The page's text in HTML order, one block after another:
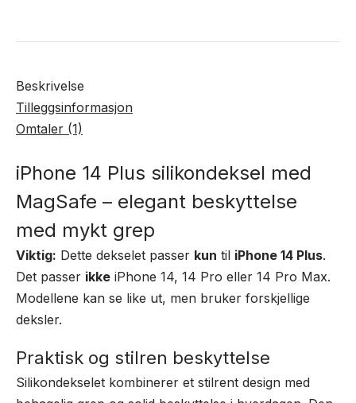
Beskrivelse
Tilleggsinformasjon
Omtaler (1)
iPhone 14 Plus silikondeksel med
MagSafe – elegant beskyttelse
med mykt grep
Viktig: Dette dekselet passer kun til iPhone 14 Plus.
Det passer ikke iPhone 14, 14 Pro eller 14 Pro Max.
Modellene kan se like ut, men bruker forskjellige
deksler.
Praktisk og stilren beskyttelse
Silikondekselet kombinerer et stilrent design med